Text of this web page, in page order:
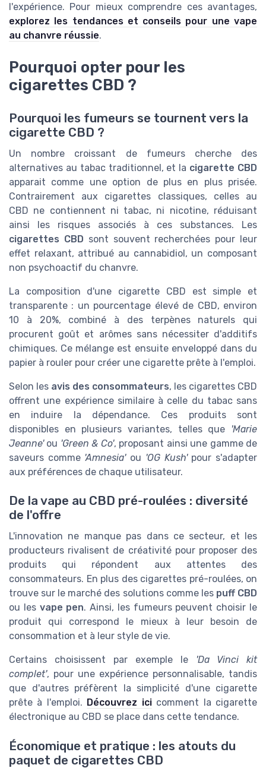
l'expérience. Pour mieux comprendre ces avantages,
explorez les tendances et conseils pour une vape
au chanvre réussie.
Pourquoi opter pour les
cigarettes CBD ?
Pourquoi les fumeurs se tournent vers la
cigarette CBD ?
Un nombre croissant de fumeurs cherche des
alternatives au tabac traditionnel, et la cigarette CBD
apparait comme une option de plus en plus prisée.
Contrairement aux cigarettes classiques, celles au
CBD ne contiennent ni tabac, ni nicotine, réduisant
ainsi les risques associés à ces substances. Les
cigarettes CBD sont souvent recherchées pour leur
effet relaxant, attribué au cannabidiol, un composant
non psychoactif du chanvre.
La composition d'une cigarette CBD est simple et
transparente : un pourcentage élevé de CBD, environ
10 à 20%, combiné à des terpènes naturels qui
procurent goût et arômes sans nécessiter d'additifs
chimiques. Ce mélange est ensuite enveloppé dans du
papier à rouler pour créer une cigarette prête à l'emploi.
Selon les avis des consommateurs, les cigarettes CBD
offrent une expérience similaire à celle du tabac sans
en induire la dépendance. Ces produits sont
disponibles en plusieurs variantes, telles que
'Marie
Jeanne'ou 'Green & Co', proposant ainsi une gamme de
saveurs comme 'Amnesia'ou 'OG Kush'pour s'adapter
aux préférences de chaque utilisateur.
De la vape au CBD pré-roulées : diversité
de l'offre
L'innovation ne manque pas dans ce secteur, et les
producteurs rivalisent de créativité pour proposer des
produits qui répondent aux attentes des
consommateurs. En plus des cigarettes pré-roulées, on
trouve sur le marché des solutions comme les puff CBD
ou les vape pen. Ainsi, les fumeurs peuvent choisir le
produit qui correspond le mieux à leur besoin de
consommation et à leur style de vie.
Certains choisissent par exemple le
'Da Vinci kit
complet', pour une expérience personnalisable, tandis
que d'autres préfèrent la simplicité d'une cigarette
prête à l'emploi. Découvrez icicomment la cigarette
électronique au CBD se place dans cette tendance.
Économique et pratique : les atouts du
paquet de cigarettes CBD